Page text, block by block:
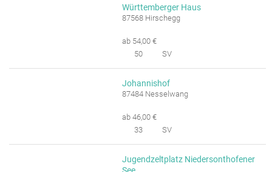
Württemberger Haus
87568 Hirschegg
ab 54,00 €
50
SV
Johannishof
87484 Nesselwang
ab 46,00 €
33
SV
Jugendzeltplatz Niedersonthofener